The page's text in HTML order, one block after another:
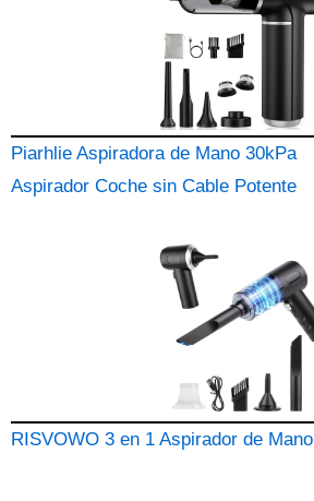
Piarhlie Aspiradora de Mano 30kPa
Aspirador Coche sin Cable Potente
RISVOWO 3 en 1 Aspirador de Mano